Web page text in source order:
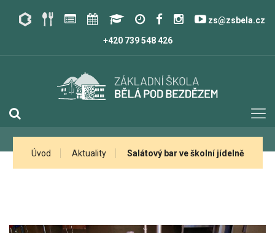
zs@zsbela.cz
+420 739 548 426
Úvod Aktuality Salátový bar ve školní jídelně